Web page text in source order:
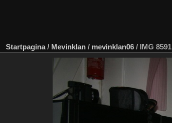
Startpagina/ Mevinklan / mevinklan06 / IMG 8591